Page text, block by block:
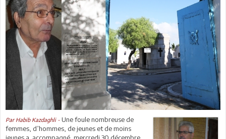
Par Habib Kazdaghli - Une foule nombreuse de
femmes, d’hommes, de jeunes et de moins